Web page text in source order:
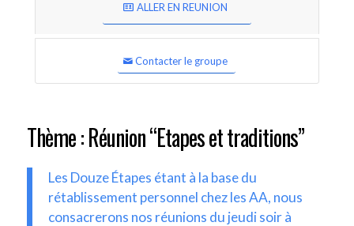
ALLER EN REUNION
Contacter le groupe
Thème : Réunion “Etapes et traditions”
Les Douze Étapes étant à la base du
rétablissement personnel chez les AA, nous
consacrerons nos réunions du jeudi soir à